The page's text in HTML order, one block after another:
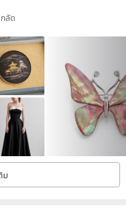
and name in english
and China .
safely I ship items to your
ลัด
ม